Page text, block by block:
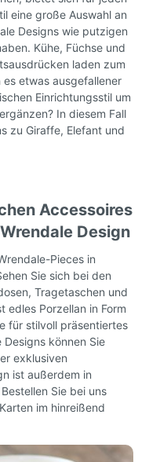
eine große Auswahl an
Designs wie putzigen
Kühe, Füchse und
laden zum
etwas ausgefallener
Einrichtungsstil um
In diesem Fall
zu Giraffe, Elefant und
Accessoires
Design
Pieces in
Sie sich bei den
Tragetaschen und
edles Porzellan in Form
für stilvoll präsentiertes
können Sie
exklusiven
ist außerdem in
Sie bei uns
im hinreißend